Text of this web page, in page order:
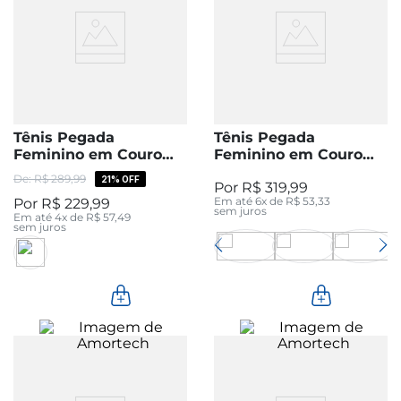
Tênis Pegada
Feminino em Couro
Branco 212807-01
R$ 289,99 21% OFF
R$ 229,99
Em até 4x de R$ 57,49
sem juros
Tênis Pegada
Feminino em Couro
R$ 319,99
Em até 6x de R$ 53,33
sem juros